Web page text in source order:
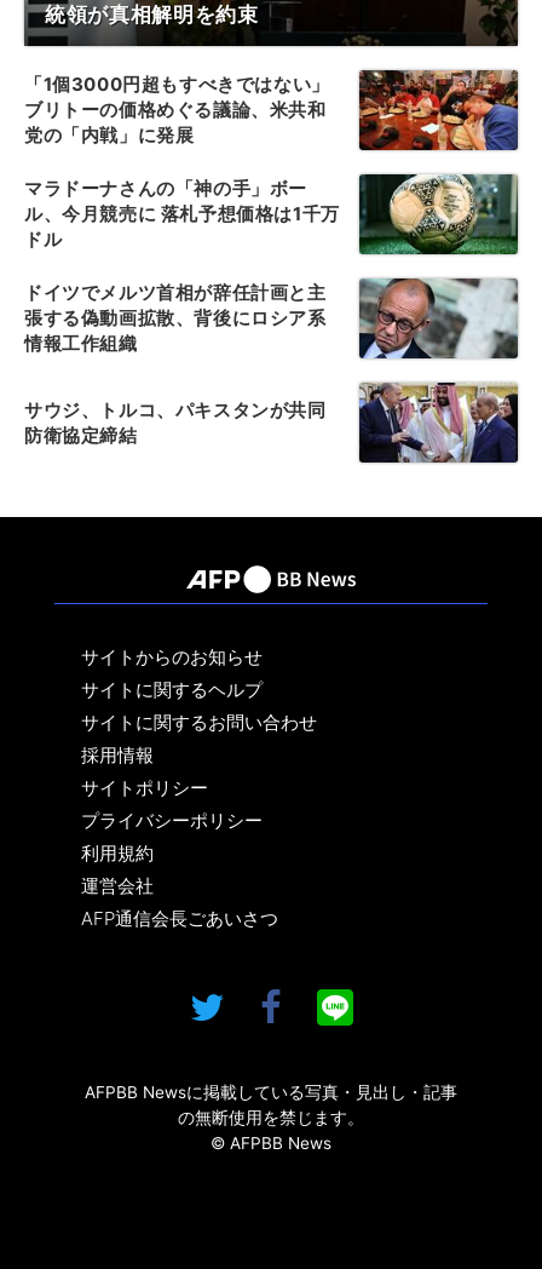
統領が真相解明を約束
「1個3000円超もすべきではない」
ブリトーの価格めぐる議論、米共和
党の「内戦」に発展
マラドーナさんの「神の手」ボー
ル、今月競売に 落札予想価格は1千万
ドル
ドイツでメルツ首相が辞任計画と主
張する偽動画拡散、背後にロシア系
情報工作組織
サウジ、トルコ、パキスタンが共同
防衛協定締結
サイトからのお知らせ
サイトに関するヘルプ
サイトに関するお問い合わせ
採用情報
サイトポリシー
プライバシーポリシー
利用規約
運営会社
AFP通信会長ごあいさつ
AFPBB Newsに掲載している写真・見出し・記事
の無断使用を禁じます。
© AFPBB News